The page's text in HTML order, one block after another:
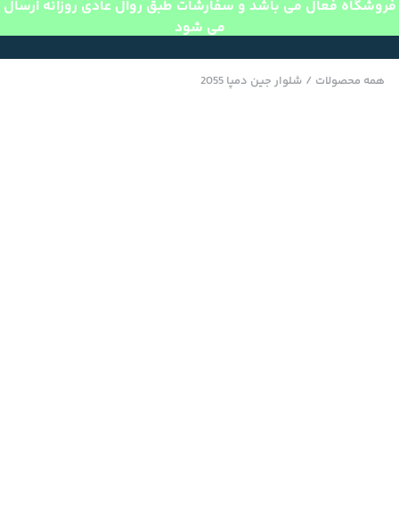
فروشگاه فعال می باشد و سفارشات طبق روال عادی روزانه ارسال
می شود
همه محصولات / شلوار جین دمپا 2055